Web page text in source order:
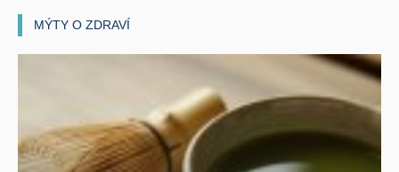
MÝTY O ZDRAVÍ